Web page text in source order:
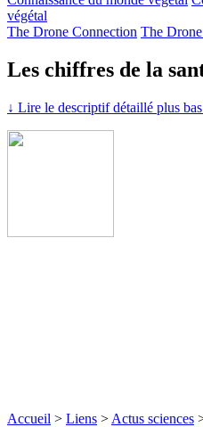
végétal
The Drone Connection The
Les chiffres de la
↓ Lire le descriptif détaillé plus bas
Accueil > Liens > Actus sciences